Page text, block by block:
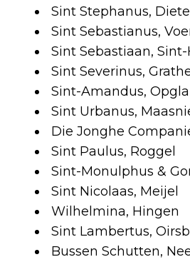
Sint Stephanus,
Sint Sebastianus,
Sint Sebastiaan,
Sint Severinus,
Sint-Amandus,
Sint Urbanus,
Die Jonghe
Sint Paulus, Roggel
Sint-Monulphus &
Sint Nicolaas, Meijel
Wilhelmina, Hingen
Sint Lambertus,
Bussen Schutten,